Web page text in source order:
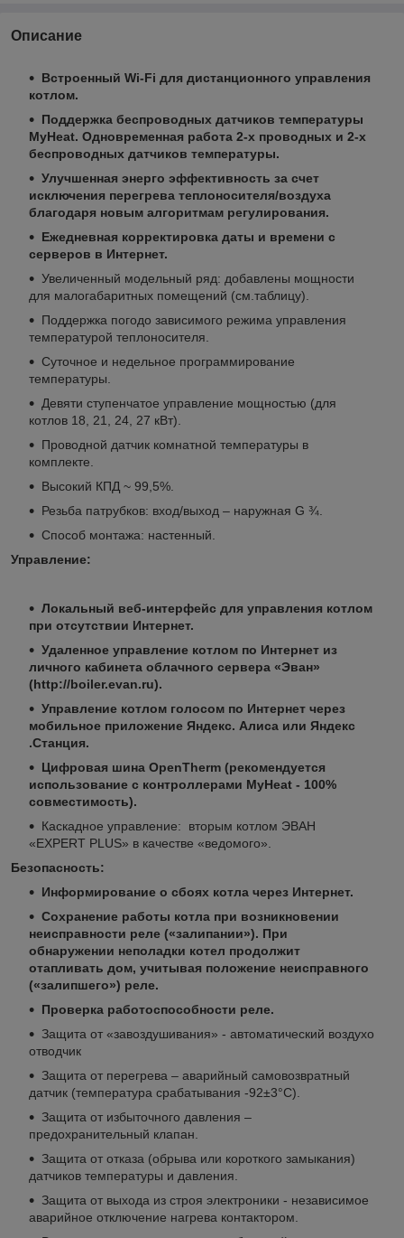
Описание
Встроенный Wi-Fi для дистанционного управления
котлом.
Поддержка беспроводных датчиков температуры
MyHeat. Одновременная работа 2-х проводных и 2-х
беспроводных датчиков температуры.
Улучшенная энерго эффективность за счет
исключения перегрева теплоносителя/воздуха
благодаря новым алгоритмам регулирования.
Ежедневная корректировка даты и времени с
серверов в Интернет.
Увеличенный модельный ряд: добавлены мощности
для малогабаритных помещений (см.таблицу).
Поддержка погодо зависимого режима управления
температурой теплоносителя.
Суточное и недельное программирование
температуры.
Девяти ступенчатое управление мощностью (для
котлов 18, 21, 24, 27 кВт).
Проводной датчик комнатной температуры в
комплекте.
Высокий КПД ~ 99,5%.
Резьба патрубков: вход/выход – наружная G ¾.
Способ монтажа: настенный.
Управление:
Локальный веб-интерфейс для управления котлом
при отсутствии Интернет.
Удаленное управление котлом по Интернет из
личного кабинета облачного сервера «Эван»
(http://boiler.evan.ru).
Управление котлом голосом по Интернет через
мобильное приложение Яндекс. Алиса или Яндекс
.Станция.
Цифровая шина OpenTherm (рекомендуется
использование с контроллерами MyHeat - 100%
совместимость).
Каскадное управление: вторым котлом ЭВАН
«EXPERT PLUS» в качестве «ведомого».
Безопасность:
Информирование о сбоях котла через Интернет.
Сохранение работы котла при возникновении
неисправности реле («залипании»). При
обнаружении неполадки котел продолжит
отапливать дом, учитывая положение неисправного
(«залипшего») реле.
Проверка работоспособности реле.
Защита от «завоздушивания» - автоматический воздухо
отводчик
Защита от перегрева – аварийный самовозвратный
датчик (температура срабатывания -92±3°С).
Защита от избыточного давления –
предохранительный клапан.
Защита от отказа (обрыва или короткого замыкания)
датчиков температуры и давления.
Защита от выхода из строя электроники - независимое
аварийное отключение нагрева контактором.